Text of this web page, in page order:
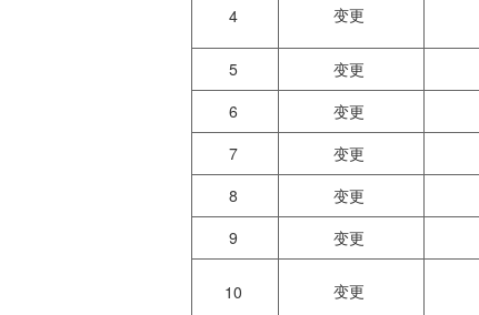
4 变更
5 变更
6
变更
7
变更
8
变更
9
变更
10 变更